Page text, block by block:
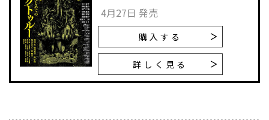
4月27日 発売
購入する
詳しく見る